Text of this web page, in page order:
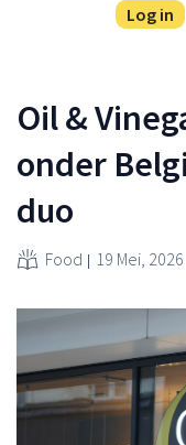
Log in
Oil &
onder
duo
Food 19 Mei, 2026